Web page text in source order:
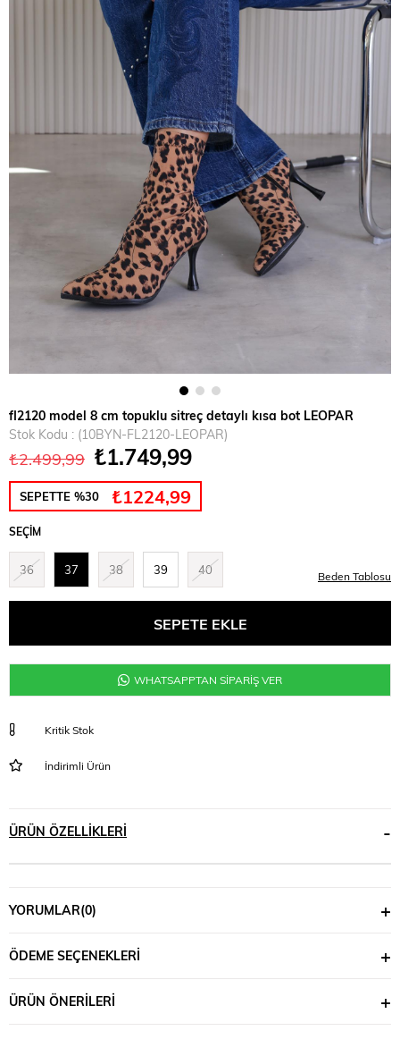
fl2120 model 8 cm topuklu sitreç detaylı kısa bot LEOPAR
Stok Kodu
(10BYN-FL2120-LEOPAR)
₺2.499,99 ₺1.749,99
SEPETTE %30 ₺1224,99
SEÇIM
36 37 38 39 40 Beden Tablosu
WHATSAPPTAN SİPARİŞ VER
Kritik Stok
İndirimli Ürün
ÜRÜN ÖZELLIKLERI
YORUMLAR(0)
ÖDEME SEÇENEKLERI
ÜRÜN ÖNERILERI